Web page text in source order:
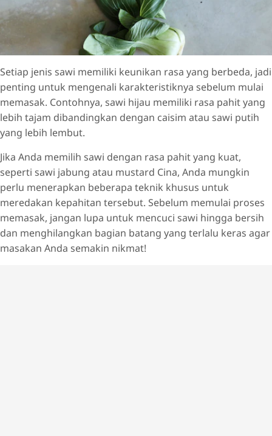
Setiap jenis sawi memiliki keunikan rasa yang berbeda, jadi
penting untuk mengenali karakteristiknya sebelum mulai
memasak. Contohnya, sawi hijau memiliki rasa pahit yang
lebih tajam dibandingkan dengan caisim atau sawi putih
yang lebih lembut.
Jika Anda memilih sawi dengan rasa pahit yang kuat,
seperti sawi jabung atau mustard Cina, Anda mungkin
perlu menerapkan beberapa teknik khusus untuk
meredakan kepahitan tersebut. Sebelum memulai proses
memasak, jangan lupa untuk mencuci sawi hingga bersih
dan menghilangkan bagian batang yang terlalu keras agar
masakan Anda semakin nikmat!